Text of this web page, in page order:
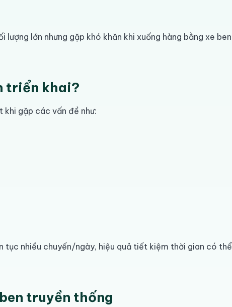
lượng lớn nhưng gặp khó khăn khi xuống hàng bằng xe ben
triển khai?
khi gặp các vấn đề như:
tục nhiều chuyến/ngày, hiệu quả tiết kiệm thời gian có thể
truyền thống